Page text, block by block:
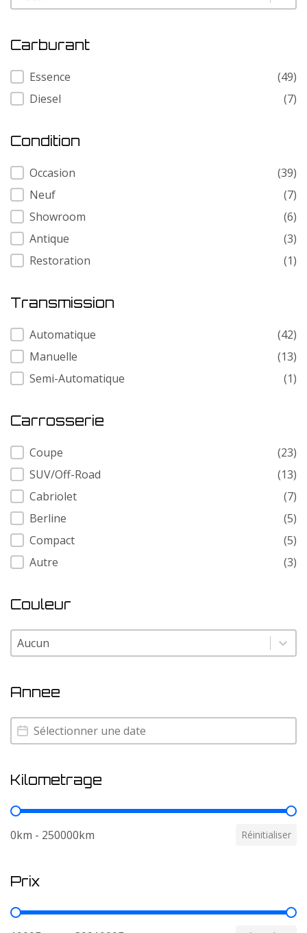
Carburant
Carburant
Essence
(49)
Diesel
(7)
Condition
Condition
Occasion
(39)
Neuf
(7)
Showroom
(6)
Antique
(3)
Restoration
(1)
Transmission
Transmission
Automatique
(42)
Manuelle
(13)
Semi-Automatique
(1)
Carrosserie
Carrosserie
Coupe
(23)
SUV/Off-Road
(13)
Cabriolet
(7)
Berline
(5)
Compact
(5)
Autre
(3)
Couleur
Couleur
Couleur
Annee
Annee
Annee
Kilometrage
Kilometrage
0km - 250000km Réinitialiser
Prix
Prix